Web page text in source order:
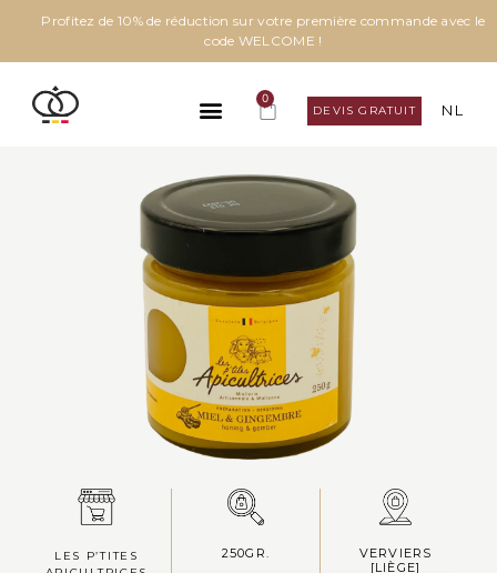
Profitez de 10% de réduction sur votre première commande avec le
code WELCOME !
0
DEVIS GRATUIT NL
LES P’TITES
250GR.
VERVIERS
[LIÈGE]